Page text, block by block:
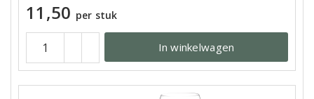
11,50 per stuk
In winkelwagen